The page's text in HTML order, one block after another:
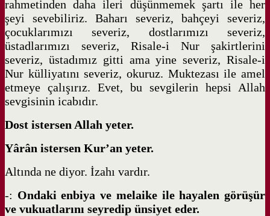
rahmetinden daha ileri düşünmemek şartı ile her
şeyi sevebiliriz. Baharı severiz, bahçeyi severiz,
çocuklarımızı severiz, dostlarımızı severiz,
üstadlarımızı severiz, Risale-i Nur şakirtlerini
severiz, üstadımız gitti ama yine severiz, Risale-i
Nur külliyatını severiz, okuruz. Muktezası ile amel
etmeye çalışırız. Evet, bu sevgilerin hepsi Allah
sevgisinin icabıdır.
Dost istersen Allah yeter.
Yârân istersen Kur’an yeter.
Altında ne diyor. İzahı vardır.
-: Ondaki enbiya ve melaike ile hayalen görüşür
ve vukuatlarını seyredip ünsiyet eder.